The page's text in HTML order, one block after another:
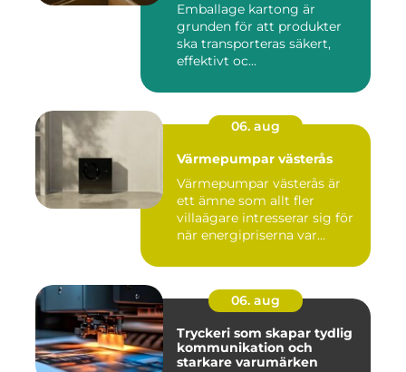
Emballage kartong är
grunden för att produkter
ska transporteras säkert,
effektivt oc...
06. aug
Värmepumpar västerås
Värmepumpar västerås är
ett ämne som allt fler
villaägare intresserar sig för
när energipriserna var...
06. aug
Tryckeri som skapar tydlig
kommunikation och
starkare varumärken